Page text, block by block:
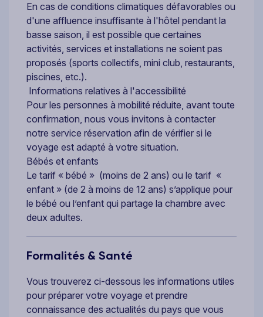
En cas de conditions climatiques défavorables ou
d'une affluence insuffisante à l'hôtel pendant la
basse saison, il est possible que certaines
activités, services et installations ne soient pas
proposés (sports collectifs, mini club, restaurants,
piscines, etc.).
Informations relatives à l'accessibilité
Pour les personnes à mobilité réduite, avant toute
confirmation, nous vous invitons à contacter
notre service réservation afin de vérifier si le
voyage est adapté à votre situation.
Bébés et enfants
Le tarif « bébé » (moins de 2 ans) ou le tarif «
enfant » (de 2 à moins de 12 ans) s’applique pour
le bébé ou l’enfant qui partage la chambre avec
deux adultes.
Formalités & Santé
Vous trouverez ci-dessous les informations utiles
pour préparer votre voyage et prendre
connaissance des actualités du pays que vous